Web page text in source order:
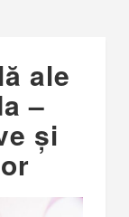
ale
–
și